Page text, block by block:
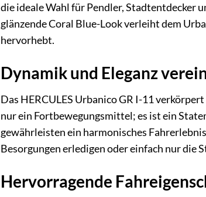
die ideale Wahl für Pendler, Stadtentdecker
glänzende Coral Blue-Look verleiht dem
hervorhebt.
Dynamik und Eleganz
Das HERCULES Urbanico GR I-11
nur ein Fortbewegungsmittel; es ist ein
gewährleisten ein harmonisches
Besorgungen erledigen oder einfach nur die
Hervorragende